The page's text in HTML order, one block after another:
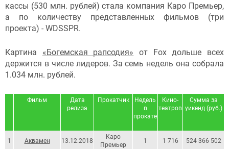
кассы (530 млн. рублей) стала компания Каро Премьер,
а по количеству представленных фильмов (три
проекта) - WDSSPR.
Картина «Богемская рапсодия» от Fox дольше всех
держится в числе лидеров. За семь недель она собрала
1.034 млн. рублей.
Фильм
Дата
релиза
Прокатчик
Недель
в
прокате
Кино-
театров
Сумма за
уикенд (руб.)
1 Аквамен 13.12.2018
Каро
Премьер
1 1 716 524 366 502